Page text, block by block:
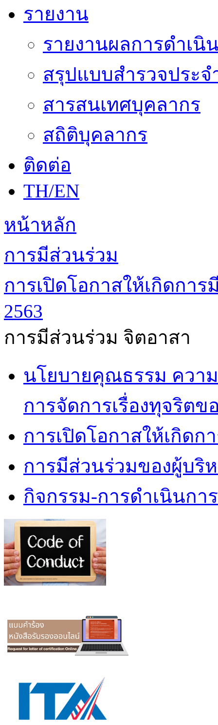
รายงาน
รายงานผลการดำเนิ
สรุปแบบสำรวจประจ
สารสนเทศบุคลากร
สถิติบุคลากร
ติดต่อ
TH/EN
หน้าหลัก
การมีส่วนร่วม
การเปิดโอกาสให้เกิดกา
2563
การมีส่วนร่วม จิตอาสา
นโยบายคุณธรรม ควา
การจัดการเรื่องทุจริตข
การเปิดโอกาสให้เกิดก
การมีส่วนร่วมของผู้บริ
กิจกรรม-การดำเนินก